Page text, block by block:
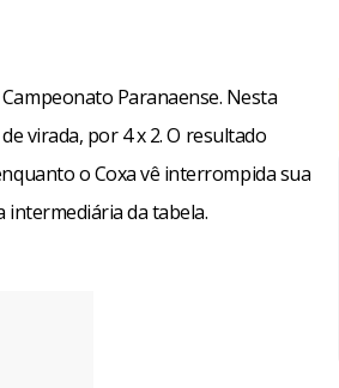
Paranaense. Nesta
virada, por 4 x 2. O resultado
o Coxa vê interrompida sua
intermediária da tabela.